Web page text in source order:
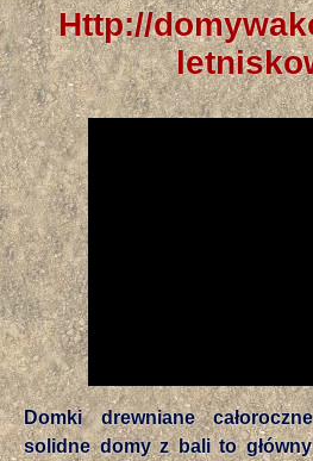
http://domywako.pl/domy-
Domki drewniane
solidne domy z bali to